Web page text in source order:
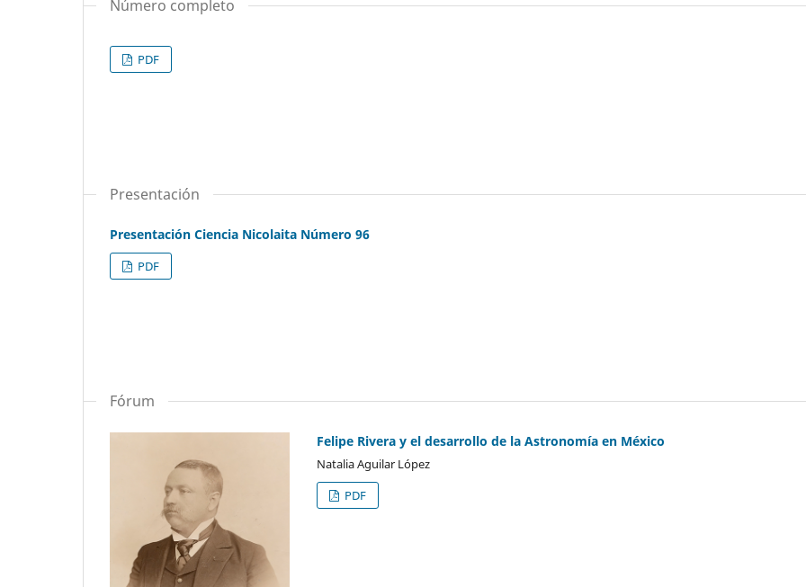
Número completo
PDF
Presentación
Presentación Ciencia Nicolaita Número 96
PDF
Fórum
Felipe Rivera y el desarrollo de la Astronomía en México
Natalia Aguilar López
PDF